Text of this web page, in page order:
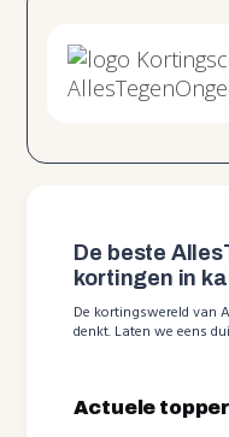
De beste
kortingen in
De kortingswereld van
denkt. Laten we eens
Actuele